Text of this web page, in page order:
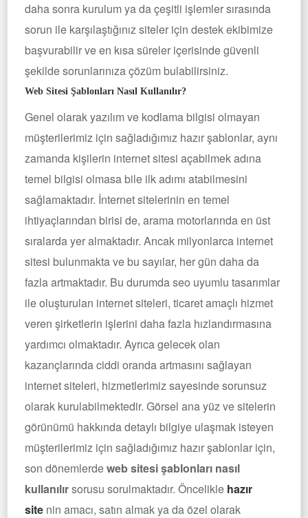
daha sonra kurulum ya da çeşitli işlemler sırasında
sorun ile karşılaştığınız siteler için destek ekibimize
başvurabilir ve en kısa süreler içerisinde güvenli
şekilde sorunlarınıza çözüm bulabilirsiniz.
Web Sitesi Şablonları Nasıl Kullanılır?
Genel olarak yazılım ve kodlama bilgisi olmayan
müşterilerimiz için sağladığımız hazır şablonlar, aynı
zamanda kişilerin internet sitesi açabilmek adına
temel bilgisi olmasa bile ilk adımı atabilmesini
sağlamaktadır. İnternet sitelerinin en temel
ihtiyaçlarından birisi de, arama motorlarında en üst
sıralarda yer almaktadır. Ancak milyonlarca internet
sitesi bulunmakta ve bu sayılar, her gün daha da
fazla artmaktadır. Bu durumda seo uyumlu tasarımlar
ile oluşturulan internet siteleri, ticaret amaçlı hizmet
veren şirketlerin işlerini daha fazla hızlandırmasına
yardımcı olmaktadır. Ayrıca gelecek olan
kazançlarında ciddi oranda artmasını sağlayan
internet siteleri, hizmetlerimiz sayesinde sorunsuz
olarak kurulabilmektedir. Görsel ana yüz ve sitelerin
görünümü hakkında detaylı bilgiye ulaşmak isteyen
müşterilerimiz için sağladığımız hazır şablonlar için,
son dönemlerdeweb sitesi şablonları nasıl
kullanılırsorusu sorulmaktadır. Öncelikle hazır
site nin amacı, satın almak ya da özel olarak